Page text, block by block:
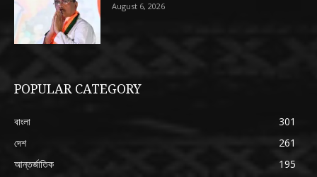
August 6, 2026
POPULAR CATEGORY
বাংলা
301
দেশ
261
আন্তর্জাতিক
195